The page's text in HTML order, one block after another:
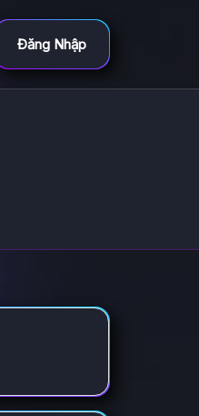
Đăng Nhập